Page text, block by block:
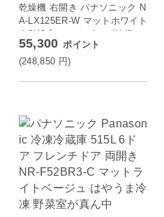
乾燥機 右開き パナソニック N
A-LX125ER-W マットホワイト
自動投入 ヒートポンプ乾燥 ス
ゴ落ち泡洗浄 ダウンジャケッ
トコース 設置込み リサイクル
55,300 ポイント
(248,850 円)